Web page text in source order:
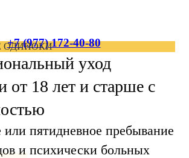
+7 (977) 172-40-80
ОДИНОКИ
уход
от 18 лет и старше с
пятидневное пребывание
и психически больных